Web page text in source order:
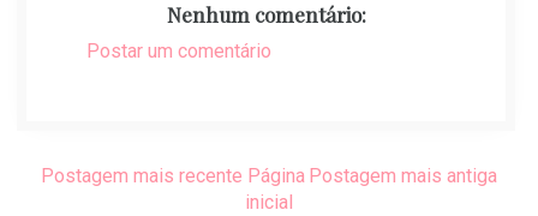
Nenhum comentário:
Postar um comentário
Postagem mais recente Postagem mais antiga
Página
inicial